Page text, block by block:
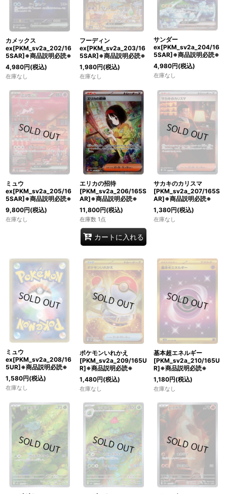
カメックス
ex[PKM_sv2a_202/16
5SAR]※商品説明必読※
4,980円(税込)
在庫なし
フーディン
ex[PKM_sv2a_203/16
5SAR]※商品説明必読※
1,980円(税込)
在庫なし
サンダー
ex[PKM_sv2a_204/16
5SAR]※商品説明必読※
4,980円(税込)
在庫なし
ミュウ
ex[PKM_sv2a_205/16
5SAR]※商品説明必読※
9,800円(税込)
在庫なし
エリカの招待
[PKM_sv2a_206/165S
AR]※商品説明必読※
11,800円(税込)
在庫数 1点
カートに入れる
サカキのカリスマ
[PKM_sv2a_207/165S
AR]※商品説明必読※
1,380円(税込)
在庫なし
ミュウ
ex[PKM_sv2a_208/16
5UR]※商品説明必読※
1,580円(税込)
在庫なし
ポケモンいれかえ
[PKM_sv2a_209/165U
R]※商品説明必読※
1,480円(税込)
在庫なし
基本超エネルギー
[PKM_sv2a_210/165U
R]※商品説明必読※
1,180円(税込)
在庫なし